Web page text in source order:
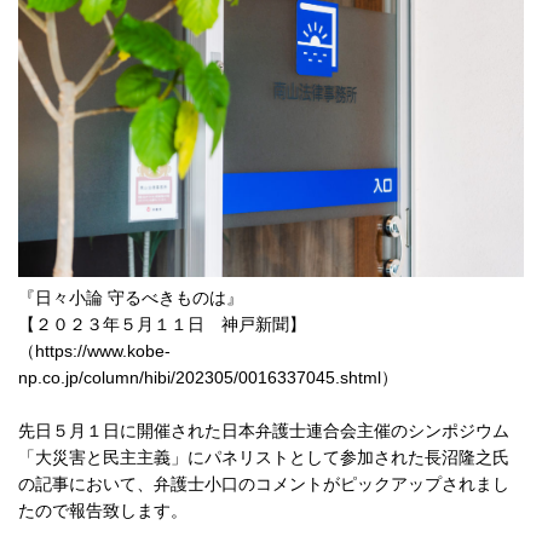
『日々小論 守るべきものは』
【２０２３年５月１１日 神戸新聞】
（https://www.kobe-
np.co.jp/column/hibi/202305/0016337045.shtml）
先日５月１日に開催された日本弁護士連合会主催のシンポジウム
「大災害と民主主義」にパネリストとして参加された長沼隆之氏
の記事において、弁護士小口のコメントがピックアップされまし
たので報告致します。